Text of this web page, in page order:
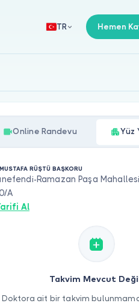
TR Hemen
Online Randevu Yüz
RÜŞTÜ BAŞKORU
Ramazan Paşa
A
Al
Takvim Mevcut
Doktora ait bir takvim